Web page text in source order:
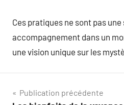
Ces pratiques ne sont pas une
accompagnement dans un
une vision unique sur les
Navigation
Publication précédente